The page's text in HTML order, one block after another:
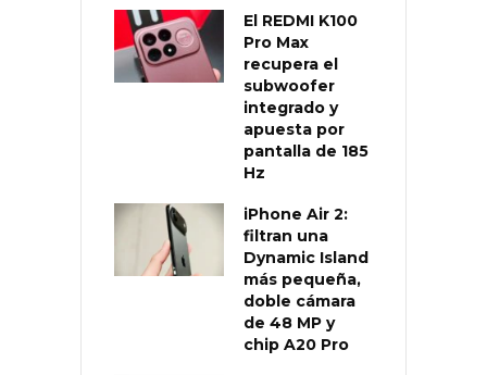
El REDMI K100
Pro Max
recupera el
subwoofer
integrado y
apuesta por
pantalla de 185
Hz
iPhone Air 2:
filtran una
Dynamic Island
más pequeña,
doble cámara
de 48 MP y
chip A20 Pro